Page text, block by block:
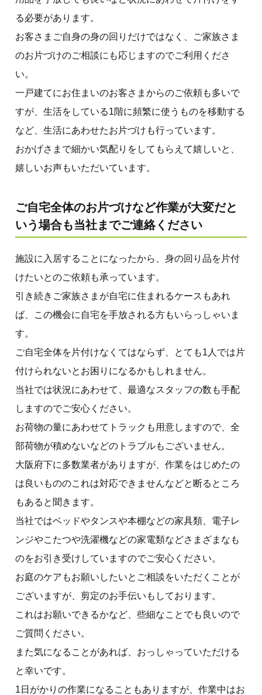
る必要があります。
お客さまご自身の身の回りだけではなく、ご家族さま
のお片づけのご相談にも応じますのでご利用くださ
い。
一戸建てにお住まいのお客さまからのご依頼も多いで
すが、生活をしている1階に頻繁に使うものを移動する
など、生活にあわせたお片づけも行っています。
おかげさまで細かい気配りをしてもらえて嬉しいと、
嬉しいお声もいただいています。
ご自宅全体のお片づけなど作業が大変だと
いう場合も当社までご連絡ください
施設に入居することになったから、身の回り品を片付
けたいとのご依頼も承っています。
引き続きご家族さまが自宅に住まれるケースもあれ
ば、この機会に自宅を手放される方もいらっしゃいま
す。
ご自宅全体を片付けなくてはならず、とても1人では片
付けられないとお困りになるかもしれません。
当社では状況にあわせて、最適なスタッフの数も手配
しますのでご安心ください。
お荷物の量にあわせてトラックも用意しますので、全
部荷物が積めないなどのトラブルもございません。
大阪府下に多数業者がありますが、作業をはじめたの
は良いもののこれは対応できませんなどと断るところ
もあると聞きます。
当社ではベッドやタンスや本棚などの家具類、電子レ
ンジやこたつや洗濯機などの家電類などさまざまなも
のをお引き受けしていますのでご安心ください。
お庭のケアもお願いしたいとご相談をいただくことが
ございますが、剪定のお手伝いもしております。
これはお願いできるかなど、些細なことでも良いので
ご質問ください。
また気になることがあれば、おっしゃっていただける
と幸いです。
1日がかりの作業になることもありますが、作業中はお